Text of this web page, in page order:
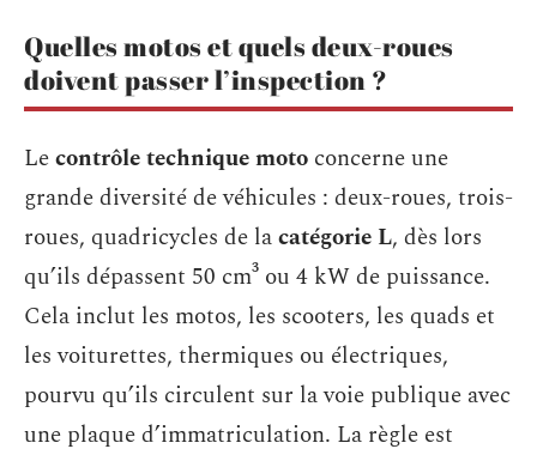
Quelles motos et quels deux-roues
doivent passer l’inspection ?
Lecontrôle technique moto concerne une
grande diversité de véhicules : deux-roues, trois-
roues, quadricycles de lacatégorie L, dès lors
qu’ils dépassent 50 cm³ ou 4 kW de puissance.
Cela inclut les motos, les scooters, les quads et
les voiturettes, thermiques ou électriques,
pourvu qu’ils circulent sur la voie publique avec
une plaque d’immatriculation. La règle est